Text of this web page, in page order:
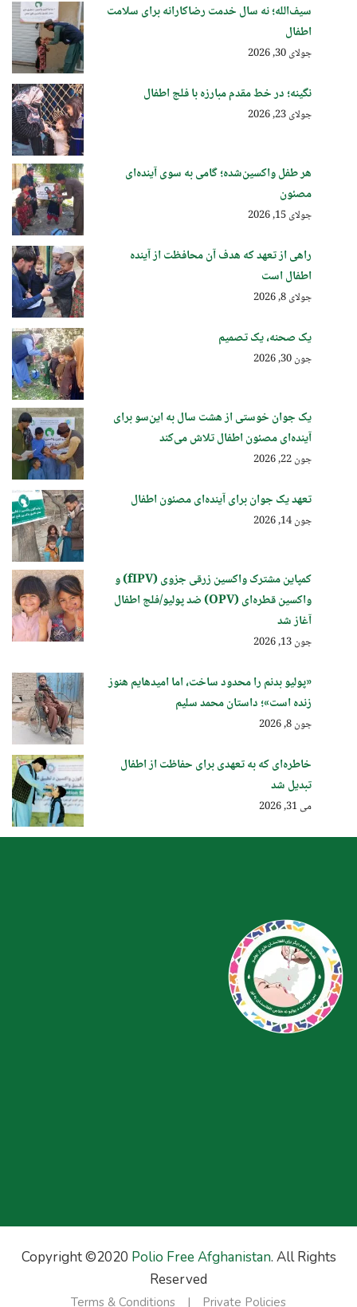
سیف‌الله؛ نه سال خدمت رضاکارانه برای سلامت
اطفال
جولای 30, 2026
نگینه؛ در خط مقدم مبارزه با فلج اطفال
جولای 23, 2026
هر طفل واکسین‌شده؛ گامی به سوی آینده‌ای
مصئون
جولای 15, 2026
راهی از تعهد که هدف آن محافظت از آینده
اطفال است
جولای 8, 2026
یک صحنه، یک تصمیم
جون 30, 2026
یک جوان خوستی از هشت سال به این‌سو برای
آینده‌ای مصئون اطفال تلاش می‌کند
جون 22, 2026
تعهد یک جوان برای آینده‌ای مصئون اطفال
جون 14, 2026
کمپاین مشترک واکسین زرقی جزوی (fIPV) و
واکسین قطره‌ای (OPV) ضد پولیو/فلج اطفال
آغاز شد
جون 13, 2026
«پولیو بدنم را محدود ساخت، اما امیدهایم هنوز
زنده است»؛ داستان محمد سلیم
جون 8, 2026
خاطره‌ای که به تعهدی برای حفاظت از اطفال
تبدیل شد
می 31, 2026
Copyright ©2020 Polio Free Afghanistan. All Rights
Reserved
Private Policies
Terms & Conditions